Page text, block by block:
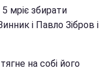
мріє збирати
і Павло Зібров і
на собі його